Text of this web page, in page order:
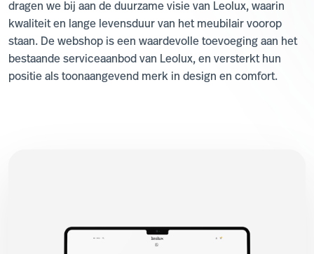
dragen we bij aan de duurzame visie van Leolux, waarin
kwaliteit en lange levensduur van het meubilair voorop
staan. De webshop is een waardevolle toevoeging aan het
bestaande serviceaanbod van Leolux, en versterkt hun
positie als toonaangevend merk in design en comfort.